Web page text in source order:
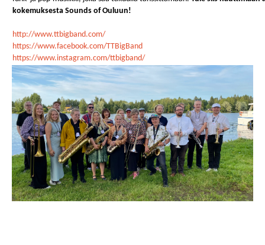
kokemuksesta Sounds of Ouluun!
http://www.ttbigband.com/
https://www.facebook.com/TTBigBand
https://www.instagram.com/ttbigband/